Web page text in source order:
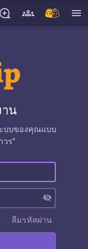
menu
าน
บบของคุณแบบ
วร"
visibility_off
ลืมรหัสผ่าน